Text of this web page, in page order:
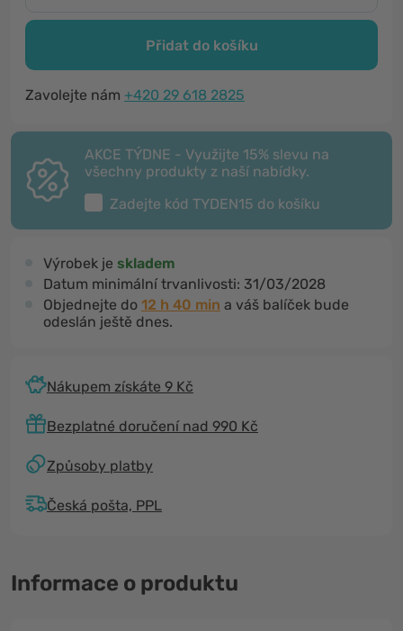
Přidat do košíku
Zavolejte nám +420 29 618 2825
AKCE TÝDNE - Využijte 15% slevu na
všechny produkty z naší nabídky.
Zadejte kód TYDEN15 do košíku
Výrobek je skladem
Datum minimální trvanlivosti: 31/03/2028
Objednejte do 12 h 39 min a váš balíček bude
odeslán ještě dnes.
Nákupem získáte 9 Kč
Bezplatné doručení nad 990 Kč
Způsoby platby
Česká pošta, PPL
Informace o produktu